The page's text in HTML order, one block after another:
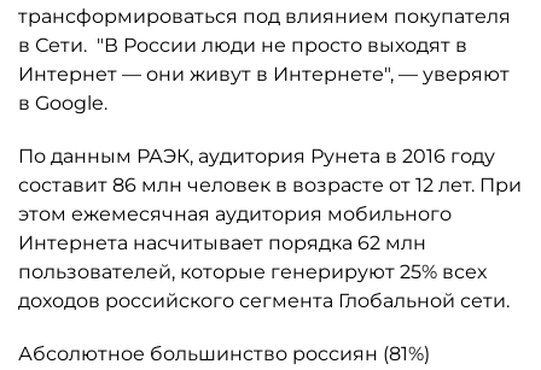
трансформироваться под влиянием покупателя
в Сети. "В России люди не просто выходят в
Интернет — они живут в Интернете", — уверяют
в Google.
По данным РАЭК, аудитория Рунета в 2016 году
составит 86 млн человек в возрасте от 12 лет. При
этом ежемесячная аудитория мобильного
Интернета насчитывает порядка 62 млн
пользователей, которые генерируют 25% всех
доходов российского сегмента Глобальной сети.
Абсолютное большинство россиян (81%)